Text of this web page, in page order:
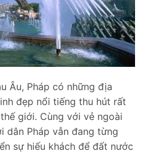
Âu, Pháp có những địa
đẹp nổi tiếng thu hút rất
giới. Cùng với vẻ ngoài
dân Pháp vẫn đang từng
sự hiếu khách để đất nước